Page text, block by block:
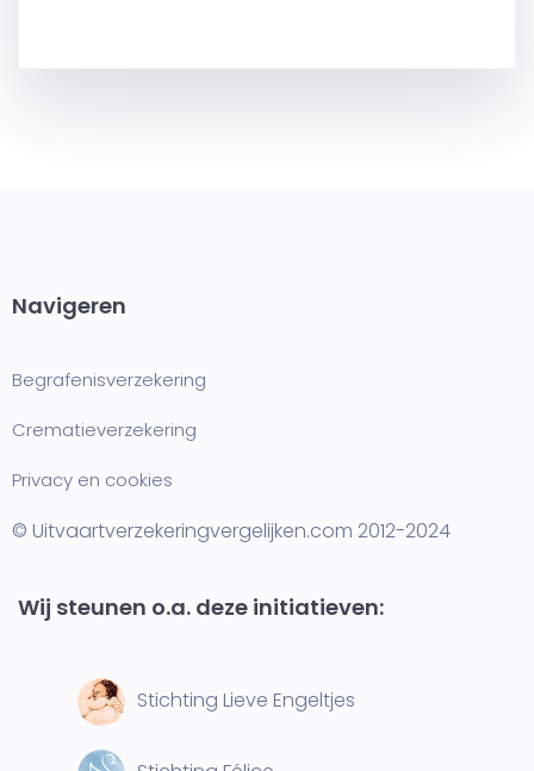
Navigeren
Begrafenisverzekering
Crematieverzekering
Privacy en cookies
© Uitvaartverzekeringvergelijken.com 2012-2024
Wij steunen o.a. deze initiatieven:
Stichting Lieve Engeltjes